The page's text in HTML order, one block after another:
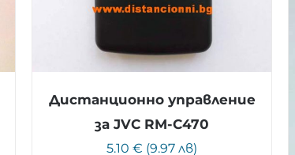
Дистанционно управление
за JVC RM-C470
5.10 € (9.97 лв)